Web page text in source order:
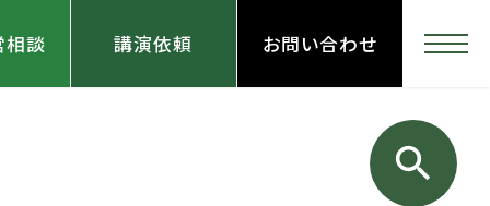
相談 講演依頼 お問い合わせ